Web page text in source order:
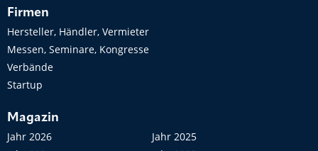
Firmen
Hersteller, Händler, Vermieter
Messen, Seminare, Kongresse
Verbände
Startup
Magazin
Jahr 2026
Jahr 2025